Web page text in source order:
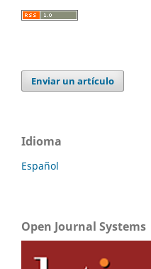
Enviar un artículo
Idioma
Español
Open Journal Systems